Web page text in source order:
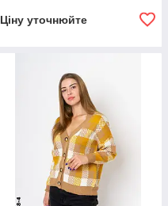
Ціну уточнюйте